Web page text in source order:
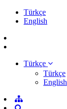
Türkçe
English
Türkçe
Türkçe
English